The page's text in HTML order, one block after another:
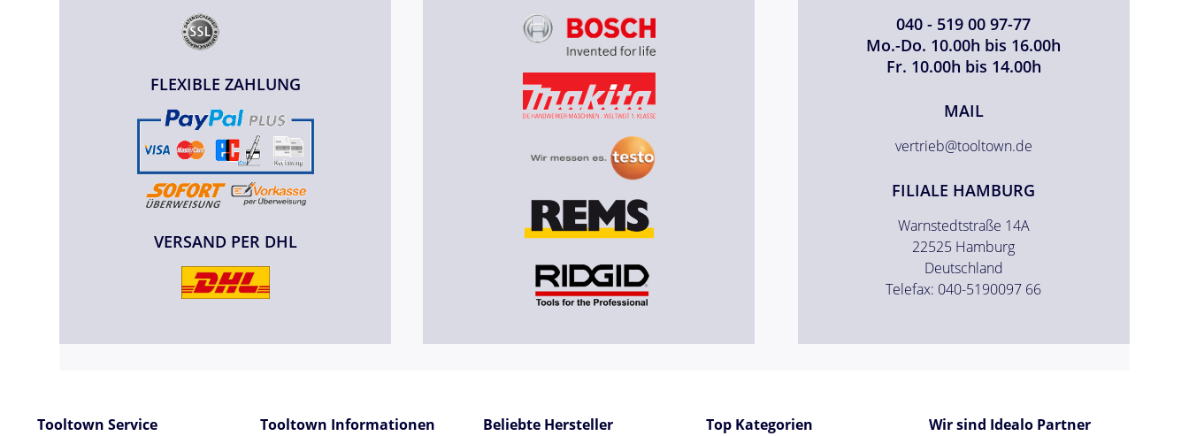
FLEXIBLE ZAHLUNG
VERSAND PER DHL
040 - 519 00 97-77
Mo.-Do. 10.00h bis 16.00h
Fr. 10.00h bis 14.00h
MAIL
vertrieb@tooltown.de
FILIALE HAMBURG
Warnstedtstraße 14A
22525 Hamburg
Deutschland
Telefax: 040-5190097 66
Tooltown Service Tooltown Informationen Beliebte Hersteller Top Kategorien Wir sind Idealo Partner